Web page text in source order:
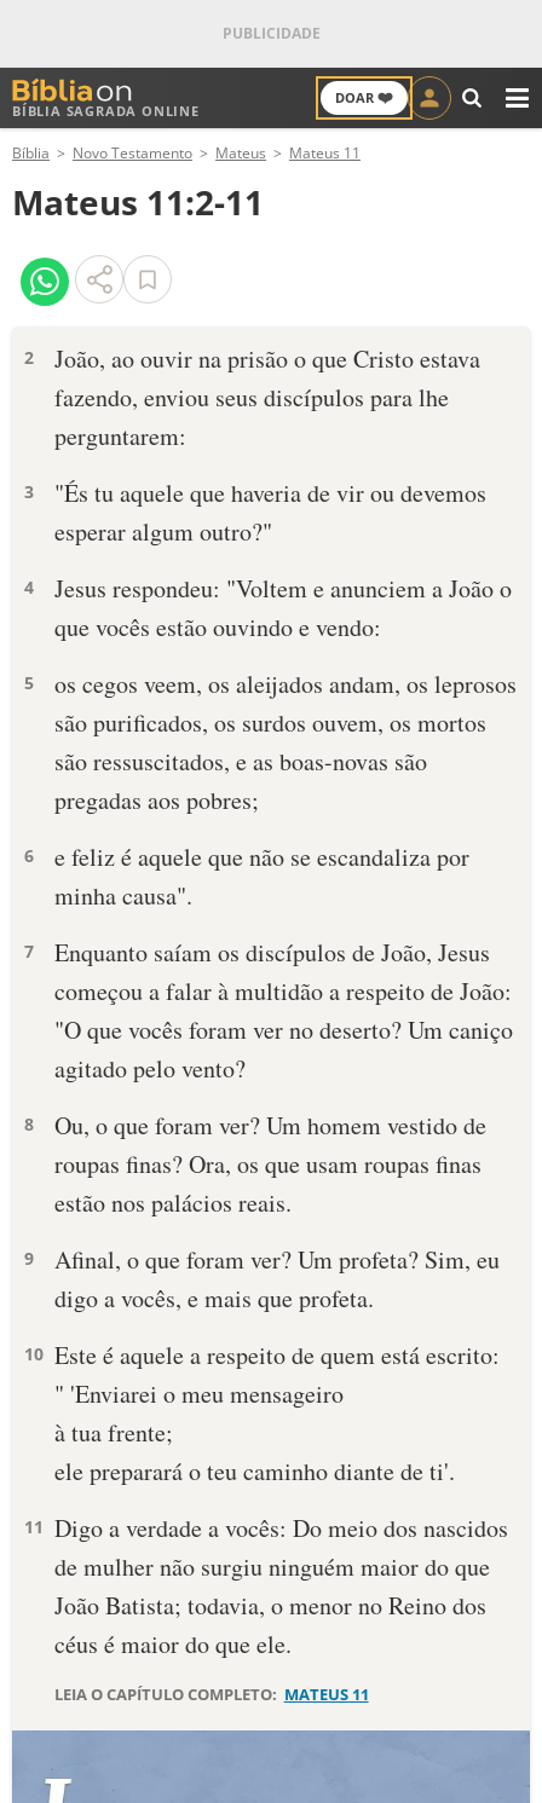
BÍBLIA SAGRADA ONLINE
DOAR ❤️
ANTIGO TESTAMENTO
NOVO TESTAMENTO
VERSÍCULOS
PALAVRA DO DIA
DEVOCIONAL DIÁRIO
10 MANDAMENTOS
ESTUDOS BÍBLICOS
ESBOÇOS DE PREGAÇÃO
TEMAS
TERMO BÍBLICO JOGOS
QUEM SOMOS
LOJA BÍBLIAON
Bíblia Novo Testamento Mateus Mateus 11
Mateus 11:2-11
2
João, ao ouvir na prisão o que Cristo estava
fazendo, enviou seus discípulos para lhe
perguntarem:
3
"És tu aquele que haveria de vir ou devemos
esperar algum outro?"
4
Jesus respondeu: "Voltem e anunciem a João o
que vocês estão ouvindo e vendo:
5
os cegos veem, os aleijados andam, os leprosos
são purificados, os surdos ouvem, os mortos
são ressuscitados, e as boas-novas são
pregadas aos pobres;
6
e feliz é aquele que não se escandaliza por
minha causa".
7
Enquanto saíam os discípulos de João, Jesus
começou a falar à multidão a respeito de João:
"O que vocês foram ver no deserto? Um caniço
agitado pelo vento?
8
Ou, o que foram ver? Um homem vestido de
roupas finas? Ora, os que usam roupas finas
estão nos palácios reais.
9
Afinal, o que foram ver? Um profeta? Sim, eu
digo a vocês, e mais que profeta.
10 Este é aquele a respeito de quem está escrito:
" 'Enviarei o meu mensageiro
à tua frente;
ele preparará o teu caminho diante de ti'.
11 Digo a verdade a vocês: Do meio dos nascidos
de mulher não surgiu ninguém maior do que
João Batista; todavia, o menor no Reino dos
céus é maior do que ele.
LEIA O CAPÍTULO COMPLETO: MATEUS 11